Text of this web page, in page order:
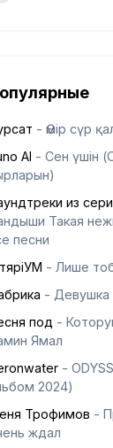
- Өмір сүр
AI - Сен үшін
из
Такая
песни
- Лише
- Девушка
под -
Ямал
-
2024)
Трофимов -
ждал